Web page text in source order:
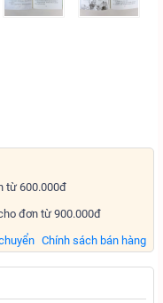
từ 600.000đ
đơn từ 900.000đ
Chính sách bán hàng